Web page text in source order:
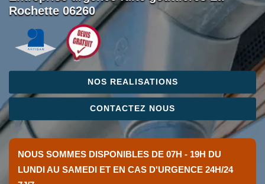
Rochette 06260
NOS REALISATIONS
CONTACTEZ NOUS
NOUS SOMMES DISPONIBLES DE 07H - 19H DU
LUNDI AU SAMEDI ET EN CAS D'URGENCE 24H/24